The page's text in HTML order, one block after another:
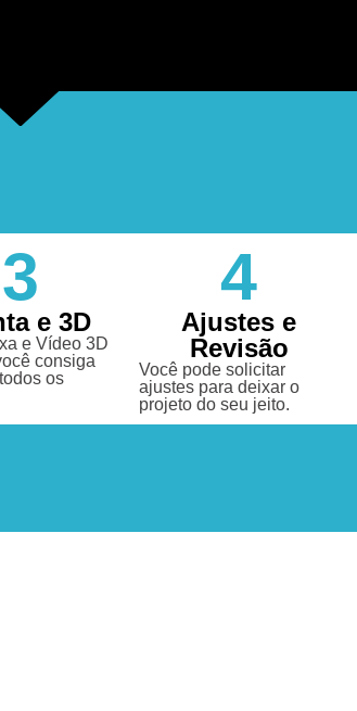
3
e 3D
e Vídeo 3D
consiga
os
4
Ajustes e
Revisão
Você pode solicitar
ajustes para deixar o
projeto do seu jeito.